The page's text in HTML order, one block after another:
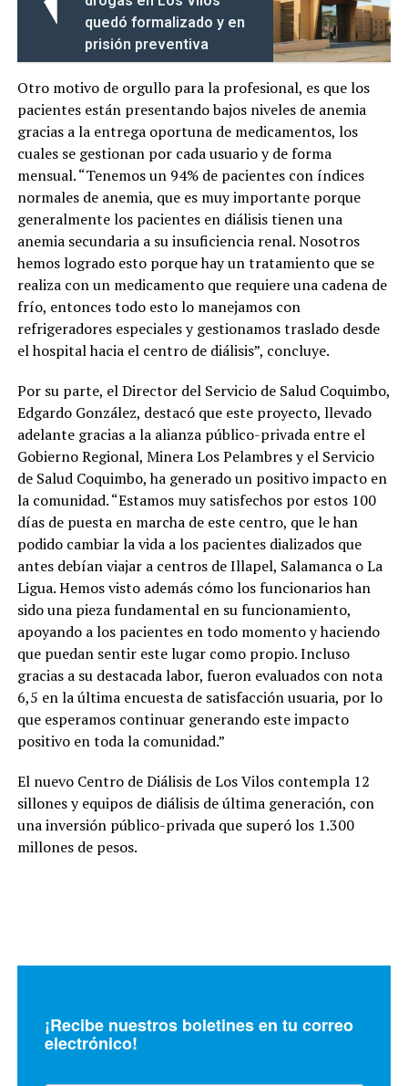
quedó formalizado y en
prisión preventiva
Otro motivo de orgullo para la profesional, es que los
pacientes están presentando bajos niveles de anemia
gracias a la entrega oportuna de medicamentos, los
cuales se gestionan por cada usuario y de forma
mensual. “Tenemos un 94% de pacientes con índices
normales de anemia, que es muy importante porque
generalmente los pacientes en diálisis tienen una
anemia secundaria a su insuficiencia renal. Nosotros
hemos logrado esto porque hay un tratamiento que se
realiza con un medicamento que requiere una cadena de
frío, entonces todo esto lo manejamos con
refrigeradores especiales y gestionamos traslado desde
el hospital hacia el centro de diálisis”, concluye.
Por su parte, el Director del Servicio de Salud Coquimbo,
Edgardo González, destacó que este proyecto, llevado
adelante gracias a la alianza público-privada entre el
Gobierno Regional, Minera Los Pelambres y el Servicio
de Salud Coquimbo, ha generado un positivo impacto en
la comunidad. “Estamos muy satisfechos por estos 100
días de puesta en marcha de este centro, que le han
podido cambiar la vida a los pacientes dializados que
antes debían viajar a centros de Illapel, Salamanca o La
Ligua. Hemos visto además cómo los funcionarios han
sido una pieza fundamental en su funcionamiento,
apoyando a los pacientes en todo momento y haciendo
que puedan sentir este lugar como propio. Incluso
gracias a su destacada labor, fueron evaluados con nota
6,5 en la última encuesta de satisfacción usuaria, por lo
que esperamos continuar generando este impacto
positivo en toda la comunidad.”
El nuevo Centro de Diálisis de Los Vilos contempla 12
sillones y equipos de diálisis de última generación, con
una inversión público-privada que superó los 1.300
millones de pesos.